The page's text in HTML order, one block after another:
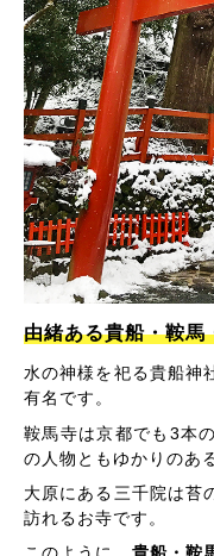
由緒ある貴船・鞍馬
水の神様を祀る貴船神
有名です。
鞍馬寺は京都でも3本
の人物ともゆかりのあ
大原にある三千院は苔
訪れるお寺です。